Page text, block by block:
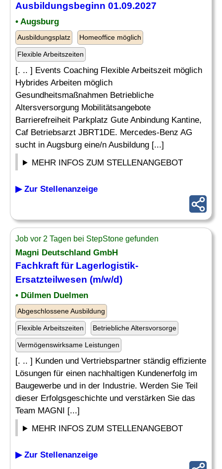
Ausbildungsbeginn 01.09.2027
• Augsburg
Ausbildungsplatz Homeoffice möglich
Flexible Arbeitszeiten
[. .. ] Events Coaching Flexible Arbeitszeit möglich
Hybrides Arbeiten möglich
Gesundheitsmaßnahmen Betriebliche
Altersversorgung Mobilitätsangebote
Barrierefreiheit Parkplatz Gute Anbindung Kantine,
Caf Betriebsarzt JBRT1DE. Mercedes-Benz AG
sucht in Augsburg eine/n Ausbildung [...]
MEHR INFOS ZUM STELLENANGEBOT
▶ Zur Stellenanzeige
Job vor 2 Tagen bei StepStone gefunden
Magni Deutschland GmbH
Fachkraft für Lagerlogistik-
Ersatzteilwesen (m/w/d)
• Dülmen Duelmen
Abgeschlossene Ausbildung
Flexible Arbeitszeiten Betriebliche Altersvorsorge
Vermögenswirksame Leistungen
[. .. ] Kunden und Vertriebspartner ständig effiziente
Lösungen für einen nachhaltigen Kundenerfolg im
Baugewerbe und in der Industrie. Werden Sie Teil
dieser Erfolgsgeschichte und verstärken Sie das
Team MAGNI [...]
MEHR INFOS ZUM STELLENANGEBOT
▶ Zur Stellenanzeige